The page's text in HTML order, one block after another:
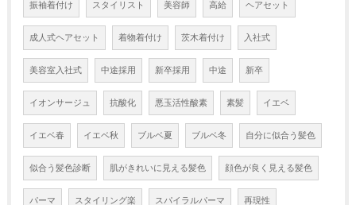
振袖着付け スタイリスト 美容師 高給 ヘアセット
成人式ヘアセット 着物着付け 茨木着付け 入社式
美容室入社式 中途採用 新卒採用 中途 新卒
イオンサージュ 抗酸化 悪玉活性酸素 素髪 イエベ
イエベ春 イエベ秋 ブルベ夏 ブルベ冬 自分に似合う髪色
似合う髪色診断 肌がきれいに見える髪色 顔色が良く見える髪色
パーマ スタイリング楽 スパイラルパーマ 再現性